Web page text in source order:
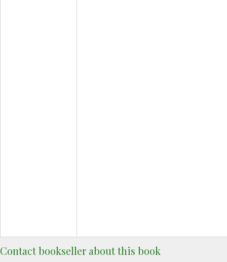
Contact bookseller about this book